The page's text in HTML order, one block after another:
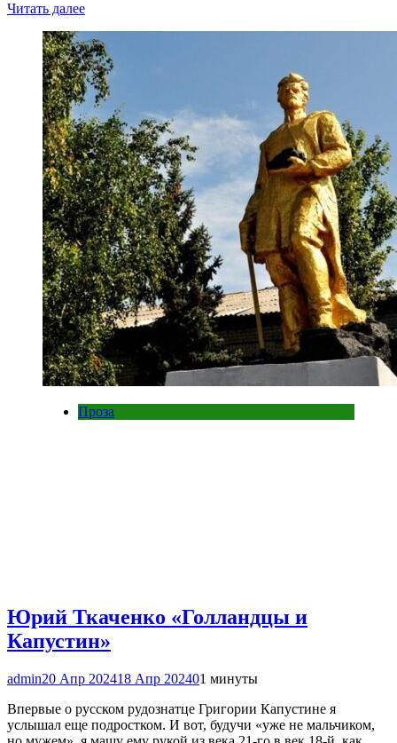
Читать далее
Проза
Юрий Ткаченко «Голландцы и
Капустин»
admin20 Апр 202418 Апр 202401 минуты
Впервые о русском рудознатце Григории Капустине я
услышал еще подростком. И вот, будучи «уже не мальчиком,